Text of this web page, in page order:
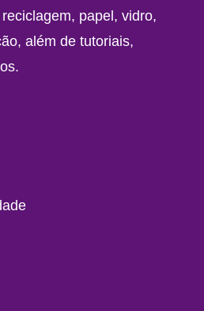
papel, vidro,
além de tutoriais,